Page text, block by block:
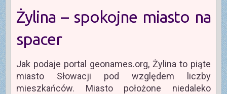
Żylina – spokojne miasto na
spacer
Jak podaje portal geonames.org, Żylina to piąte
miasto Słowacji pod względem liczby
mieszkańców. Miasto położone niedaleko